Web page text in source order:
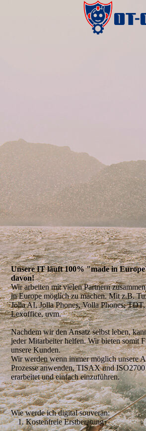
Unsere IT läuft 100% "made in
davon!
Wir arbeiten mit vielen Partnern
in Europe möglich zu machen. Mit z.B.
Jolla AI, Jolla Phones, Volla Phones,
Lexoffice, uvm.
Nachdem wir den Ansatz selbst leben,
jeder Mitarbeiter helfen. Wir bieten somit
unsere Kunden.
Wir werden wenn immer möglich unsere
Prozesse anwenden, TISAX und
erarbeitet und einfach einzuführen.
Wie werde ich digital souverän:
Kostenfreie Erstberatung